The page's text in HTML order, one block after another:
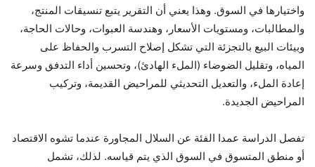
واختيارها في السوق. وهذا يعني أن التقرير يتبع تنسيقات المنتج،
والمطالبات، ومستويات الأسعار، وهندسة العبوات، وحالات الحاجة،
وبيئات البيع بالتجزئة التي تشكل إصلاح التسرب والحفاظ على
المياه، وتقليل الضوضاء (الملء الهادئ)، وتحسين أداء التدفق وسرعة
إعادة الملء، والتعديل التحديثي للمراحيض القديمة، وتركيب
المراحيض الجديدة.
تفصل الدراسة عمدا الفئة عن السلال المجاورة عندما تشوه الاقتصاد
أو منطق المتسوق في السوق الذي يتم قياسه. لذلك، تشمل